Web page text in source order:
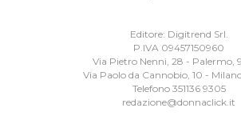
Editore: Digitrend Srl.
P.IVA 09457150960
Via Pietro Nenni, 28 - Palermo,
Via Paolo da Cannobio, 10 -
Telefono 351136 9305
redazione@donnaclick.it